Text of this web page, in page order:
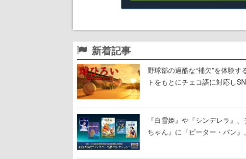
新着記事
野球部の過酷な“補欠”を体験
トをもとにチェコ語に対応し
『白雪姫』や『シンデレラ』
ちゃん』に『ピーター・パン